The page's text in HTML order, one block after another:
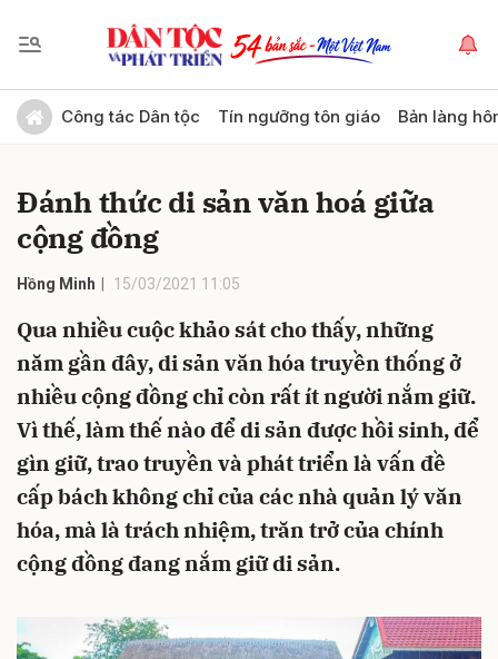
Công tác Dân tộc Tín ngưỡng tôn giáo Bản làng
Đánh thức di sản văn hoá giữa
cộng đồng
Hồng Minh 15/03/2021 11:05
Qua nhiều cuộc khảo sát cho thấy, những
năm gần đây, di sản văn hóa truyền thống ở
nhiều cộng đồng chỉ còn rất ít người nắm giữ.
Vì thế, làm thế nào để di sản được hồi sinh, để
gìn giữ, trao truyền và phát triển là vấn đề
cấp bách không chỉ của các nhà quản lý văn
hóa, mà là trách nhiệm, trăn trở của chính
cộng đồng đang nắm giữ di sản.
Gửi bình luận
Hủy Gửi